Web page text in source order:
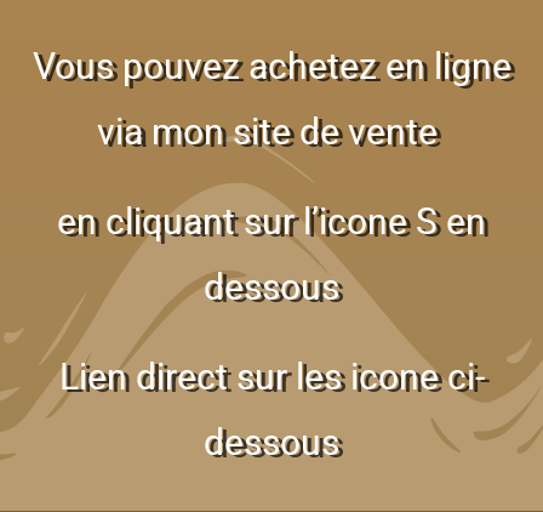
Vous pouvez achetez en ligne
via mon site de vente
en cliquant sur l’icone S en
dessous
Lien direct sur les icone ci-
dessous